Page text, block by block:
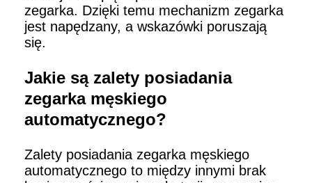
zegarka. Dzięki temu mechanizm zegarka
jest napędzany, a wskazówki poruszają
się.
Jakie są zalety posiadania
zegarka męskiego
automatycznego?
Zalety posiadania zegarka męskiego
automatycznego to między innymi brak